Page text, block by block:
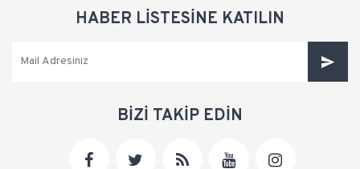
HABER LİSTESİNE KATILIN
BİZİ TAKİP EDİN